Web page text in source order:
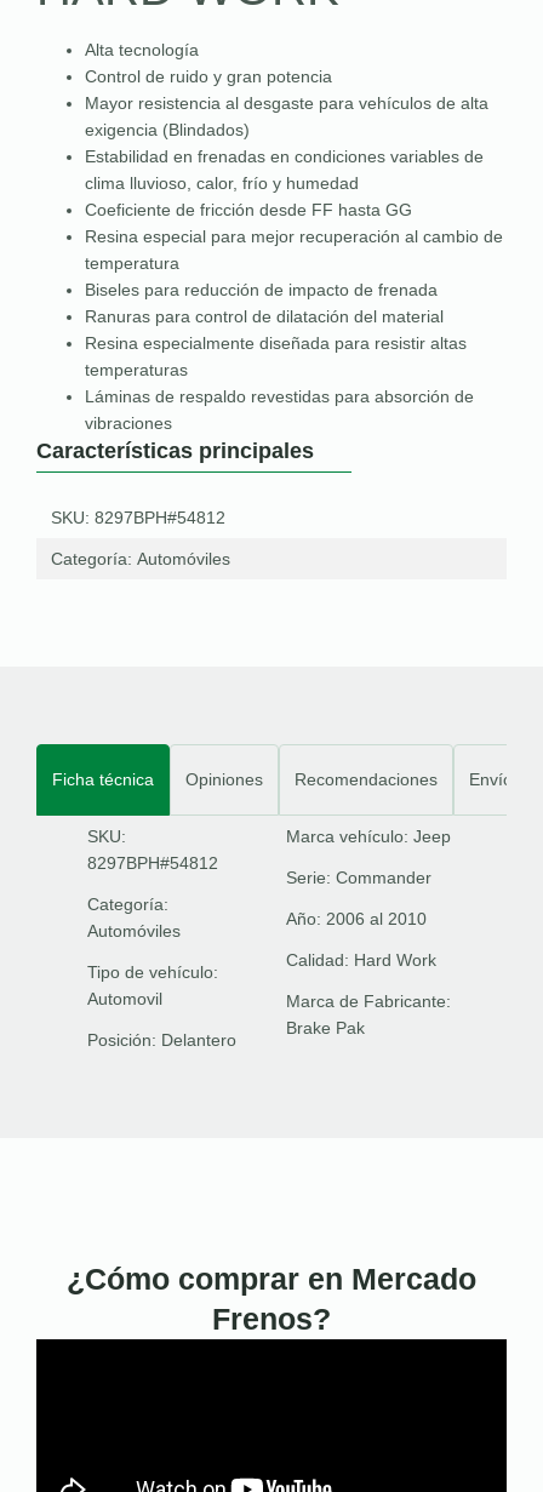
Alta tecnología
Control de ruido y gran potencia
Mayor resistencia al desgaste para vehículos de alta
exigencia (Blindados)
Estabilidad en frenadas en condiciones variables de
clima lluvioso, calor, frío y humedad
Coeficiente de fricción desde FF hasta GG
Resina especial para mejor recuperación al cambio de
temperatura
Biseles para reducción de impacto de frenada
Ranuras para control de dilatación del material
Resina especialmente diseñada para resistir altas
temperaturas
Láminas de respaldo revestidas para absorción de
vibraciones
Características principales
SKU: 8297BPH#54812
Categoría: Automóviles
Ficha técnica Opiniones Recomendaciones Envíos
SKU:
8297BPH#54812
Categoría:
Automóviles
Tipo de vehículo:
Automovil
Posición: Delantero
Marca vehículo: Jeep
Serie: Commander
Año: 2006 al 2010
Calidad: Hard Work
Marca de Fabricante:
Brake Pak
¿Cómo comprar en Mercado
Frenos?